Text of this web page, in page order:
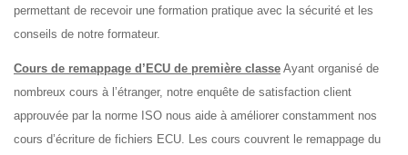
permettant de recevoir une formation pratique avec la sécurité et les
conseils de notre formateur.
Cours de remappage d’ECU de première classe Ayant organisé de
nombreux cours à l’étranger, notre enquête de satisfaction client
approuvée par la norme ISO nous aide à améliorer constamment nos
cours d’écriture de fichiers ECU. Les cours couvrent le remappage du